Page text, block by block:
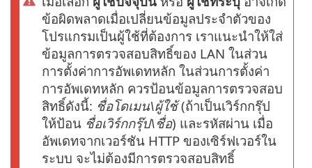
ข้อผิดพลาดเมื่อเปลี่ยนข้อมูลประจำตัวของ
โปรแกรมเป็นผู้ใช้ที่ต้องการ เราแนะนำให้ใส่
ข้อมูลการตรวจสอบสิทธิ์ของ LAN ในส่วน
การตั้งค่าการอัพเดทหลัก ในส่วนการตั้งค่า
การอัพเดทหลัก ควรป้อนข้อมูลการตรวจสอบ
สิทธิ์ดังนี้: ชื่อโดเมน\ผู้ใช้(ถ้าเป็นเวิร์กกรุ๊ป
ให้ป้อน ชื่อเวิร์กกรุ๊ป\ชื่อ) และรหัสผ่าน เมื่อ
อัพเดทจากเวอร์ชัน HTTP ของเซิร์ฟเวอร์ใน
ระบบ จะไม่ต้องมีการตรวจสอบสิทธิ์